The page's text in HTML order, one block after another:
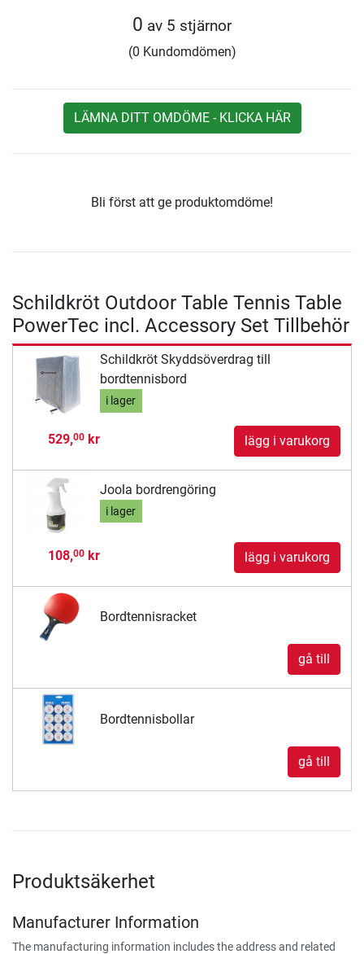
0 av 5 stjärnor
(0 Kundomdömen)
LÄMNA DITT OMDÖME - KLICKA HÄR
Bli först att ge produktomdöme!
Schildkröt Outdoor Table Tennis Table
PowerTec incl. Accessory Set Tillbehör
Schildkröt Skyddsöverdrag till
bordtennisbord
i lager
529,00kr lägg i varukorg
Joola bordrengöring
i lager
108,00kr lägg i varukorg
Bordtennisracket
gå till
Bordtennisbollar
gå till
Produktsäkerhet
Manufacturer Information
The manufacturing information includes the address and related